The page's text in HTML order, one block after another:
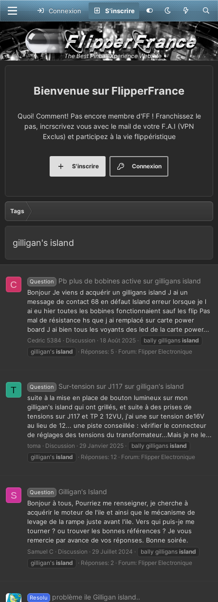
Connexion S'inscrire
FlipperFrance
Quoi! Comment! Pas encore membre d'FF ! Franchissez le
pas, incrscrivez vous avec le mail de votre F.A.I (VPN
Exclus) et participez à la vie flippéristique
Connexion
S'inscrire
Tags
gilligan's island
C Question Pb plus de bobines active sur gilligans island
Bonjour Je viens d acquérir un gilligans island J ai un
message de contact 68 en défaut Island erreur lorsque je l
ai eu hier toutes les bobines fonctionnaient sauf les flip Pas
mal de résistance hs que j ai remplacé sur carte power
board J ai bien tous les voyants des led de la carte power...
Cedric 5384 Discussion 18 Août 2025 bally gilligans island
gilligan's island Réponses: 5 Forum: Flipper Electronique
T Question Sur-tension sur J117 sur gilligan's island
suite à la mise en place de bouton lumineux sur mon
gilligan's island qui ont grillés, et suite à des prises de
tensions sur J117 et TP 2 12VU, j'ai une sur tension de16V
au lieu de 12... une piste conseillée : vérifier le connecteur
de réglages des tensions du transformateur...Mais je ne le...
toma Discussion 29 Janvier 2025 bally gilligans island
gilligan's island Réponses: 12 Forum: Flipper Electronique
S Question Gilligan's Island
Bonjour à tous, Pourriez me renseigner, je cherche à
acquérir le moteur de l'ile et ainsi que le mécanisme de
levage de la rampe juste avant l'ile. Vers qui puis-je me
tourner ? ou trouver les bonnes références ? Je vous
remercie par avance de vos réponses. Bonne soirée.
Samuel C Discussion 29 Juillet 2024 bally gilligans island
gilligan's island Réponses: 2 Forum: Flipper Electronique
Resolu problème ile Gilligan island..